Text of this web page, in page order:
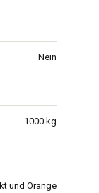
Nein
1000 kg
und Orange